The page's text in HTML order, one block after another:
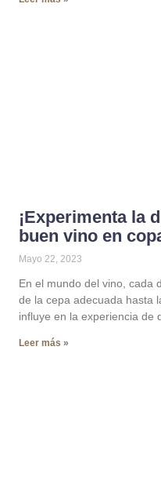
¡Experimenta la
buen vino en
Mayo 22, 2023
En el mundo del vino, cada
de la cepa adecuada hasta
influye en la experiencia de
Leer más »